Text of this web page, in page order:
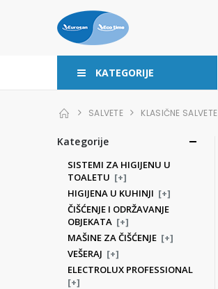
KATEGORIJE
SALVETE KLASIČNE SALVETE
Kategorije
SISTEMI ZA HIGIJENU U
TOALETU [+]
HIGIJENA U KUHINJI [+]
ČIŠĆENJE I ODRŽAVANJE
OBJEKATA [+]
MAŠINE ZA ČIŠĆENJE [+]
VEŠERAJ [+]
ELECTROLUX PROFESSIONAL
[+]